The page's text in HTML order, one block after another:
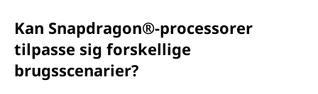
Kan Snapdragon®-processorer
tilpasse sig forskellige
brugsscenarier?